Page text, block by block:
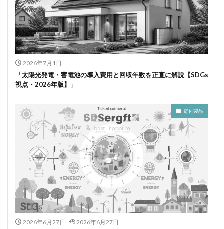
2026年7月1日
「太陽光発電・蓄電池の導入費用と回収年数を正直に解説【SDGs
視点・2026年版】」
電化製品
2026年6月27日 2026年6月27日